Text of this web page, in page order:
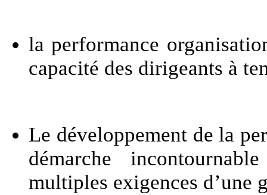
la performance
capacité des dirigeants à
Le développement de la
démarche
multiples exigences d’une